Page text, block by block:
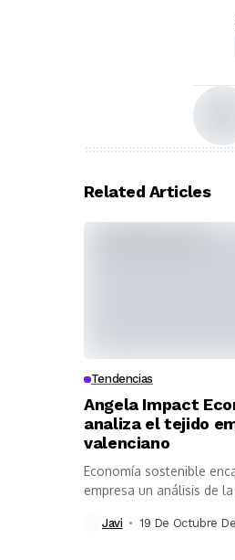
Related Articles
Tendencias
Angela Impact
analiza el tejido
valenciano
Economía sostenible
empresa un análisis de
Javi 19 De Octubre